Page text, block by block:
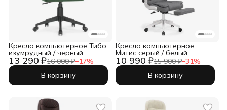
13 290 ₽16 000 ₽−17%
Кресло компьютерное Тибо
изумрудный / черный
В корзину
10 990 ₽15 900 ₽−31%
Кресло компьютерное
Митис серый / белый
В корзину